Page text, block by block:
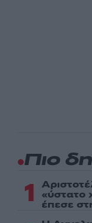
Πιο
1 «ύστατο
έπεσε